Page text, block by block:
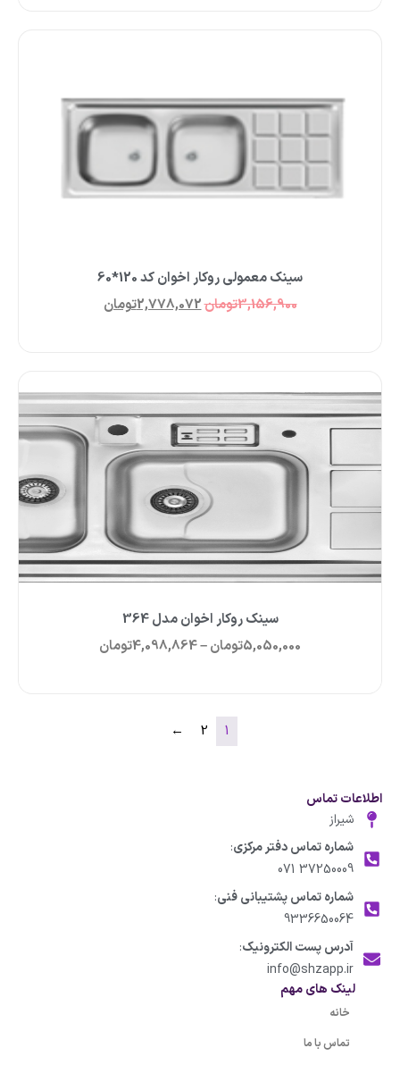
سینک معمولی روکار اخوان کد 120*60
3,156,900تومان2,778,072تومان
سینک روکار اخوان مدل 364
5,050,000تومان–
4,098,864تومان
1
2
←
اطلاعات تماس
شیراز
شماره تماس دفتر مرکزی:
37250009 071
شماره تماس پشتیبانی فنی:
9336650064
آدرس پست الکترونیک:
info@shzapp.ir
لینک های مهم
خانه
تماس با ما